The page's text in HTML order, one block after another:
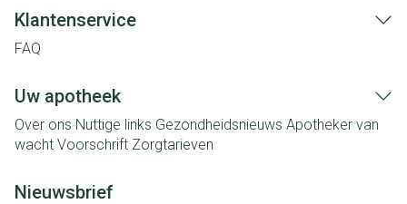
Klantenservice
FAQ
Uw apotheek
Over ons Nuttige links Gezondheidsnieuws Apotheker van
wacht Voorschrift Zorgtarieven
Nieuwsbrief